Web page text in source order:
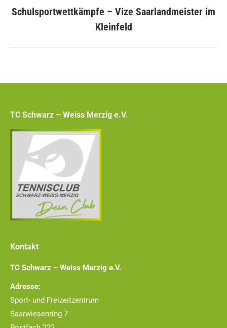
Nächster
Beitrag:
Schulsportwettkämpfe – Vize Saarlandmeister im
Kleinfeld
TC Schwarz – Weiss Merzig e.V.
Kontakt
TC Schwarz – Weiss Merzig e.V.
Adresse:
Sport- und Freizeitzentrum
Saarwiesenring 7